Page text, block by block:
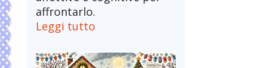
affrontarlo.
Leggi tutto